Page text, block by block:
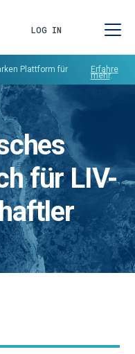
LOG IN
Plattform für Erfahre
mehr.
für LIV-